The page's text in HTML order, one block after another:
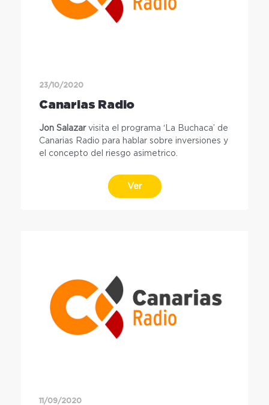
23/10/2020
Canarias Radio
Jon Salazarvisita el programa ‘La Buchaca’ de
Canarias Radio para hablar sobre inversiones y
el concepto del riesgo asimetrico.
Ver
11/09/2020